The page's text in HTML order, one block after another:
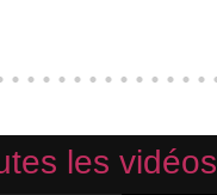
les vidéos